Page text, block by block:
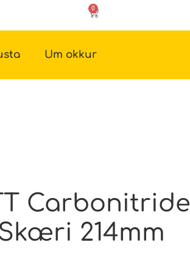
0
Um okkur
Carbonitride
214mm